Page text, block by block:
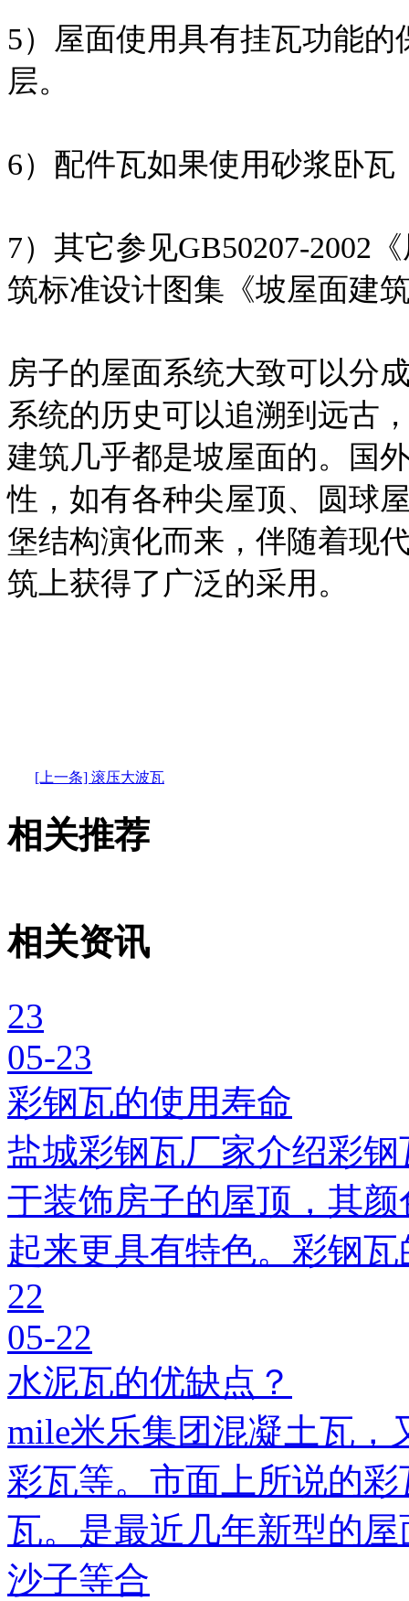
5）屋面使用具有挂瓦功能
层。
6）配件瓦如果使用砂浆卧
7）其它参见GB50207-2002
筑标准设计图集《坡屋面建
房子的屋面系统大致可以分
系统的历史可以追溯到远古
建筑几乎都是坡屋面的。国
性，如有各种尖屋顶、圆球
堡结构演化而来，伴随着现
筑上获得了广泛的采用。
[上一条] 滚压大波瓦
相关推荐
相关资讯
23
05-23
彩钢瓦的使用寿命
盐城彩钢瓦厂家介绍彩
于装饰房子的屋顶，其
起来更具有特色。彩钢
22
05-22
水泥瓦的优缺点？
mile米乐集团混凝土瓦，
彩瓦等。市面上所说的
瓦。是最近几年新型的
沙子等合